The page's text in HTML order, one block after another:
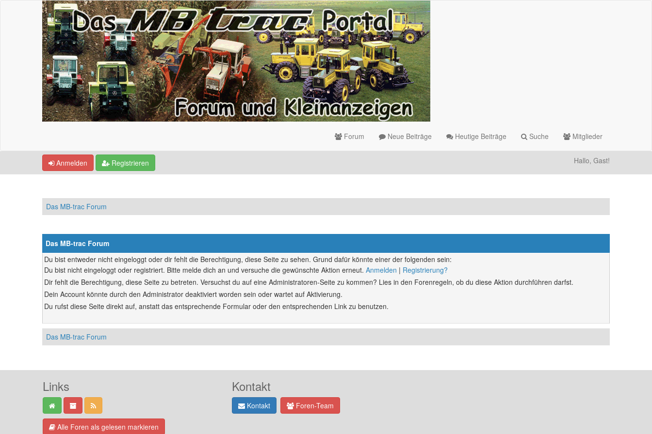
Forum Neue Beiträge Heutige Beiträge Suche Mitglieder
Anmelden Registrieren Hallo, Gast!
Das MB-trac Forum
Das MB-trac Forum
Du bist entweder nicht eingeloggt oder dir fehlt die Berechtigung, diese Seite zu sehen. Grund dafür könnte einer der folgenden sein:
Du bist nicht eingeloggt oder registriert. Bitte melde dich an und versuche die gewünschte Aktion erneut. Anmelden | Registrierung?
Dir fehlt die Berechtigung, diese Seite zu betreten. Versuchst du auf eine Administratoren-Seite zu kommen? Lies in den Forenregeln, ob du diese Aktion durchführen darfst.
Dein Account könnte durch den Administrator deaktiviert worden sein oder wartet auf Aktivierung.
Du rufst diese Seite direkt auf, anstatt das entsprechende Formular oder den entsprechenden Link zu benutzen.
Das MB-trac Forum
Links
Alle Foren als gelesen markieren
Kontakt
Kontakt Foren-Team